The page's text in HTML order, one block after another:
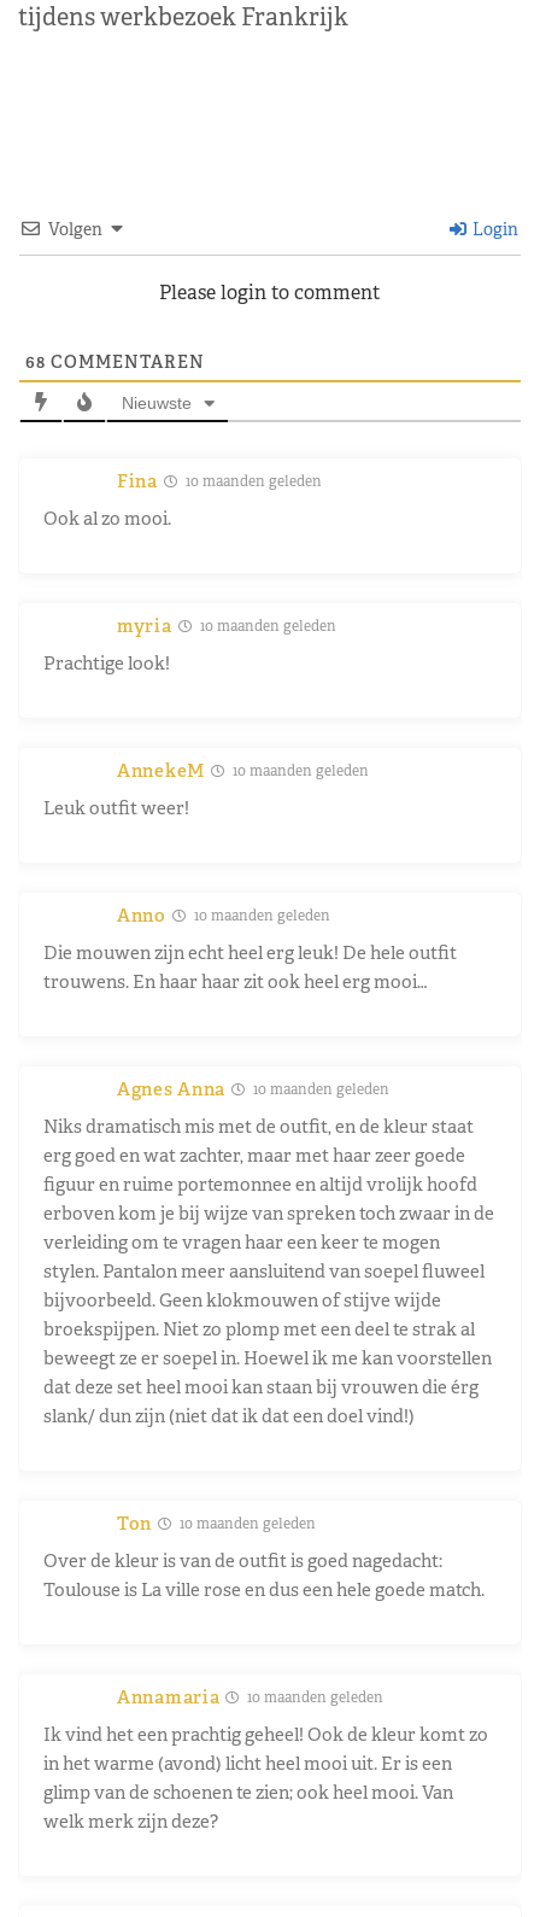
tijdens werkbezoek Frankrijk
Volgen Login
Please login to comment
68 COMMENTAREN
Nieuwste
Fina 10 maanden geleden
Ook al zo mooi.
myria 10 maanden geleden
Prachtige look!
AnnekeM 10 maanden geleden
Leuk outfit weer!
Anno 10 maanden geleden
Die mouwen zijn echt heel erg leuk! De hele outfit
trouwens. En haar haar zit ook heel erg mooi…
Agnes Anna 10 maanden geleden
Niks dramatisch mis met de outfit, en de kleur staat
erg goed en wat zachter, maar met haar zeer goede
figuur en ruime portemonnee en altijd vrolijk hoofd
erboven kom je bij wijze van spreken toch zwaar in de
verleiding om te vragen haar een keer te mogen
stylen. Pantalon meer aansluitend van soepel fluweel
bijvoorbeeld. Geen klokmouwen of stijve wijde
broekspijpen. Niet zo plomp met een deel te strak al
beweegt ze er soepel in. Hoewel ik me kan voorstellen
dat deze set heel mooi kan staan bij vrouwen die érg
slank/ dun zijn (niet dat ik dat een doel vind!)
Ton 10 maanden geleden
Over de kleur is van de outfit is goed nagedacht:
Toulouse is La ville rose en dus een hele goede match.
Annamaria 10 maanden geleden
Ik vind het een prachtig geheel! Ook de kleur komt zo
in het warme (avond) licht heel mooi uit. Er is een
glimp van de schoenen te zien; ook heel mooi. Van
welk merk zijn deze?